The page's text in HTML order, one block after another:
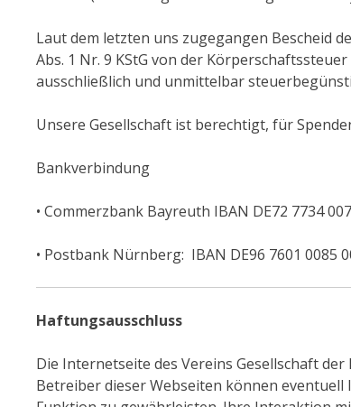
Laut dem letzten uns zugegangen Bescheid
Abs. 1 Nr. 9 KStG von der
ausschließlich und unmittelbar
Unsere Gesellschaft ist berechtigt, für
Bankverbindung
• Commerzbank Bayreuth IBAN DE72 7734
• Postbank Nürnberg: IBAN DE96 7601 0085
Haftungsausschluss
Die Internetseite des Vereins Gesellschaft
Betreiber dieser Webseiten können